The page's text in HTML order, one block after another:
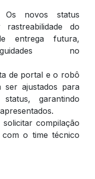
Os novos status
do
entrega futura,
no
de portal e o robô
ser ajustados para
garantindo
solicitar compilação
o time técnico